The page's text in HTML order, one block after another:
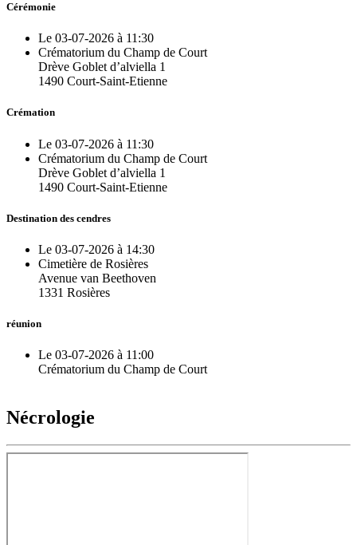
Cérémonie
Le 03-07-2026 à 11:30
Crématorium du Champ de Court
Drève Goblet d’alviella 1
1490 Court-Saint-Etienne
Crémation
Le 03-07-2026 à 11:30
Crématorium du Champ de Court
Drève Goblet d’alviella 1
1490 Court-Saint-Etienne
Destination des cendres
Le 03-07-2026 à 14:30
Cimetière de Rosières
Avenue van Beethoven
1331 Rosières
réunion
Le 03-07-2026 à 11:00
Crématorium du Champ de Court
Nécrologie